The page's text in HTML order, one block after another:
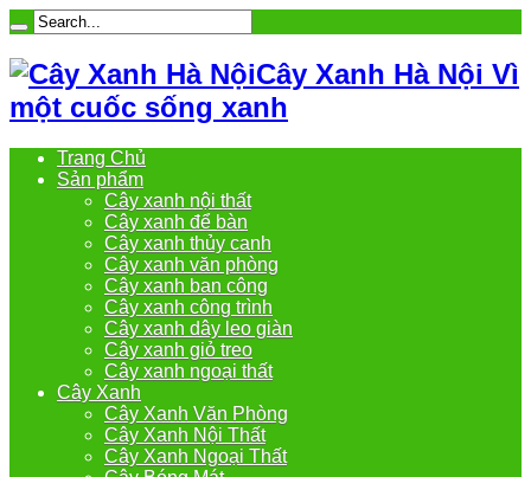
Cây Xanh Hà Nội Vì
một cuốc sống xanh
Trang Chủ
Sản phẩm
Cây xanh nội thất
Cây xanh để bàn
Cây xanh thủy canh
Cây xanh văn phòng
Cây xanh ban công
Cây xanh công trình
Cây xanh dây leo giàn
Cây xanh giỏ treo
Cây xanh ngoại thất
Cây Xanh
Cây Xanh Văn Phòng
Cây Xanh Nội Thất
Cây Xanh Ngoại Thất